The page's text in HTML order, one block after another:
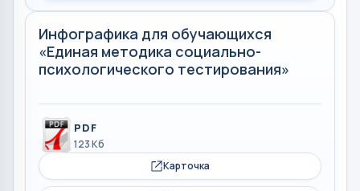
Инфографика для обучающихся
«Единая методика социально-
психологического тестирования»
PDF
123 Кб
Карточка